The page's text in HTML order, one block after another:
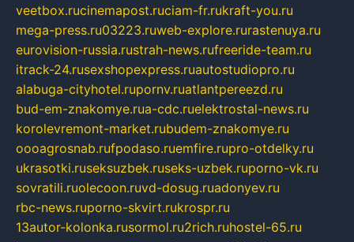
veetbox.rucinemapost.ruciam-fr.rukraft-you.ru
mega-press.ru03223.ruweb-explore.rurastenuya.ru
eurovision-russia.rustrah-news.rufreeride-team.ru
itrack-24.rusexshopexpress.ruautostudiopro.ru
alabuga-cityhotel.rupornv.ruatlantpereezd.ru
bud-em-znakomye.rua-cdc.ruelektrostal-news.ru
korolevremont-market.rubudem-znakomye.ru
oooagrosnab.rufpodaso.ruemfire.rupro-otdelky.ru
ukrasotki.ruseksuzbek.ruseks-uzbek.ruporno-vk.ru
sovratili.ruolecoon.ruvd-dosug.ruadonyev.ru
rbc-news.ruporno-skvirt.rukrospr.ru
13autor-kolonka.rusormol.ru2rich.ruhostel-65.ru